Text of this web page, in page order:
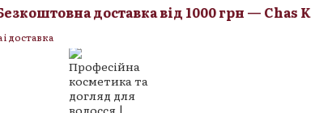
доставка від 1000 грн — Chas
доставка